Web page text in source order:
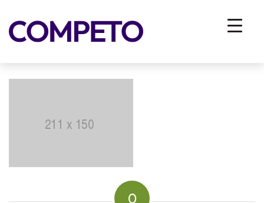
You are here: Home Vhodna stran / ZA PODJETJA 211×150
0